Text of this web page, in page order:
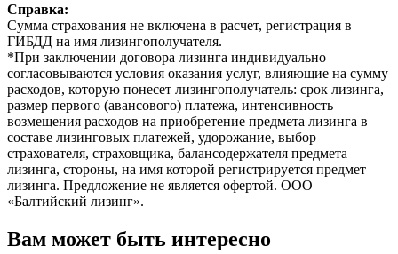
Справка:
Сумма страхования не включена в расчет, регистрация в
ГИБДД на имя лизингополучателя.
*При заключении договора лизинга индивидуально
согласовываются условия оказания услуг, влияющие на сумму
расходов, которую понесет лизингополучатель: срок лизинга,
размер первого (авансового) платежа, интенсивность
возмещения расходов на приобретение предмета лизинга в
составе лизинговых платежей, удорожание, выбор
страхователя, страховщика, балансодержателя предмета
лизинга, стороны, на имя которой регистрируется предмет
лизинга. Предложение не является офертой. ООО
«Балтийский лизинг».
Вам может быть интересно